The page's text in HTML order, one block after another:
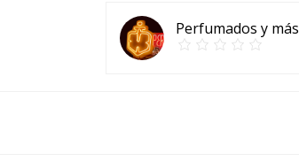
Perfumados y más